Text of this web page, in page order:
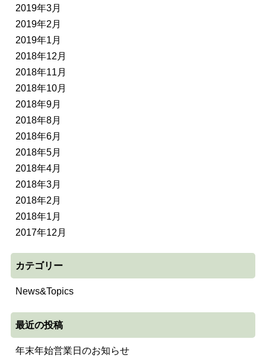
2019年3月
2019年2月
2019年1月
2018年12月
2018年11月
2018年10月
2018年9月
2018年8月
2018年6月
2018年5月
2018年4月
2018年3月
2018年2月
2018年1月
2017年12月
カテゴリー
News&Topics
最近の投稿
年末年始営業日のお知らせ